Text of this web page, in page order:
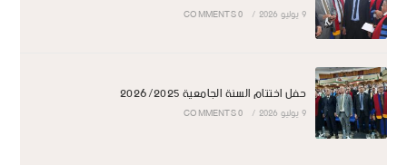
9 يوليو 2026 /
0 COMMENTS
حفل اختتام السنة الجامعية 2026/2025
9 يوليو 2026 /
0 COMMENTS